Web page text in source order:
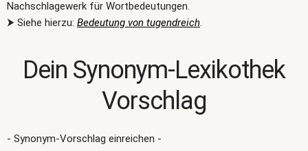
Nachschlagewerk für Wortbedeutungen.
⮞ Siehe hierzu: Bedeutung von tugendreich.
Dein Synonym-Lexikothek
Vorschlag
- Synonym-Vorschlag einreichen -